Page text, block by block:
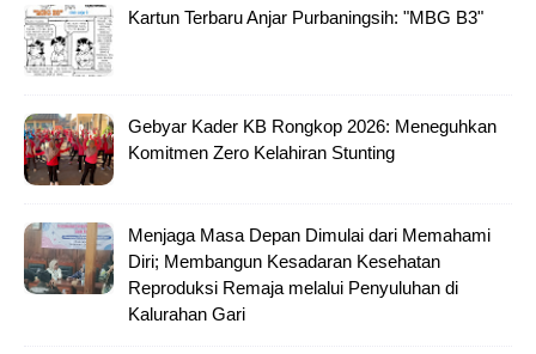
Kartun Terbaru Anjar Purbaningsih: "MBG B3"
Gebyar Kader KB Rongkop 2026: Meneguhkan
Komitmen Zero Kelahiran Stunting
Menjaga Masa Depan Dimulai dari Memahami
Diri; Membangun Kesadaran Kesehatan
Reproduksi Remaja melalui Penyuluhan di
Kalurahan Gari